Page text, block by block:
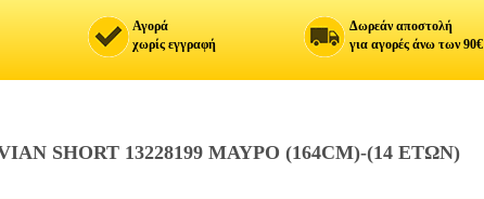
Αγορά
χωρίς εγγραφή
Δωρεάν αποστολή
για αγορές άνω των 90€
SHORT 13228199 ΜΑΥΡΟ (164CM)-(14 ΕΤΩΝ)